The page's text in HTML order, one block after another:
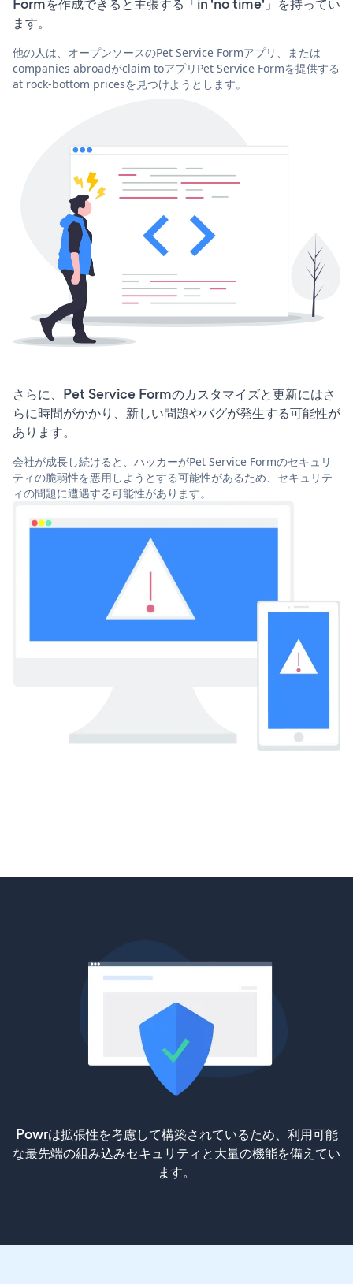
ます。
他の人は、オープンソースのPet Service Formアプリ、または
companies abroadがclaim toアプリPet Service Formを提供する
at rock-bottom pricesを見つけようとします。
さらに、Pet Service Formのカスタマイズと更新にはさ
らに時間がかかり、新しい問題やバグが発生する可能性が
あります。
会社が成長し続けると、ハッカーがPet Service Formのセキュリ
ティの脆弱性を悪用しようとする可能性があるため、セキュリテ
ィの問題に遭遇する可能性があります。
Powrは拡張性を考慮して構築されているため、利用可能
な最先端の組み込みセキュリティと大量の機能を備えてい
ます。